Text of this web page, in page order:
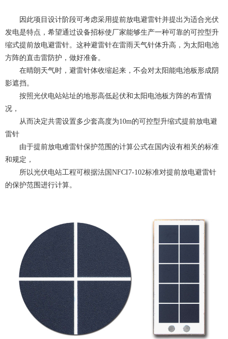
因此项目设计阶段可考虑采用提前放电避雷针并提出为适合光伏
发电是特点，希望通过设备招标使厂家能够生产一种可靠的可控型升
缩式提前放电避雷针。这种避雷针在雷雨天气针体升高，为太阳电池
方阵的直击雷防护，做好准备。
在晴朗天气时，避雷针体收缩起来，不会对太阳能电池板形成阴
影遮挡。
按照光伏电站站址的地形高低起伏和太阳电池板方阵的布置情
况，
从而决定共需设置多少套高度为10m的可控型升缩式提前放电避
雷针
由于提前放电难雷针保护范围的计算公式在国内设有相关的标准
和规定，
所以光伏电站工程可根据法国NFCI7-102标准对提前放电避雷针
的保护范围进行计算。